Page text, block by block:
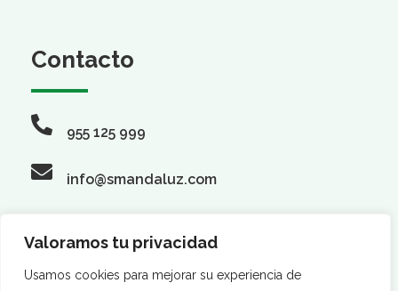
Valoramos tu privacidad
Usamos cookies para mejorar su experiencia de
Contacto
955 125 999
info@smandaluz.com
Síguenos